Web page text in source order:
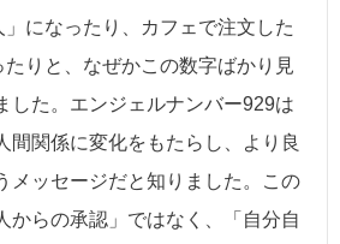
」になったり、カフェで注文した
りと、なぜかこの数字ばかり見
した。エンジェルナンバー929は
間関係に変化をもたらし、より良
メッセージだと知りました。この
からの承認」ではなく、「自分自